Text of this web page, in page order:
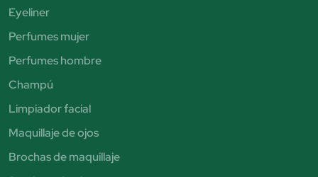
Eyeliner
Perfumes mujer
Perfumes hombre
Champú
Limpiador facial
Maquillaje de ojos
Brochas de maquillaje